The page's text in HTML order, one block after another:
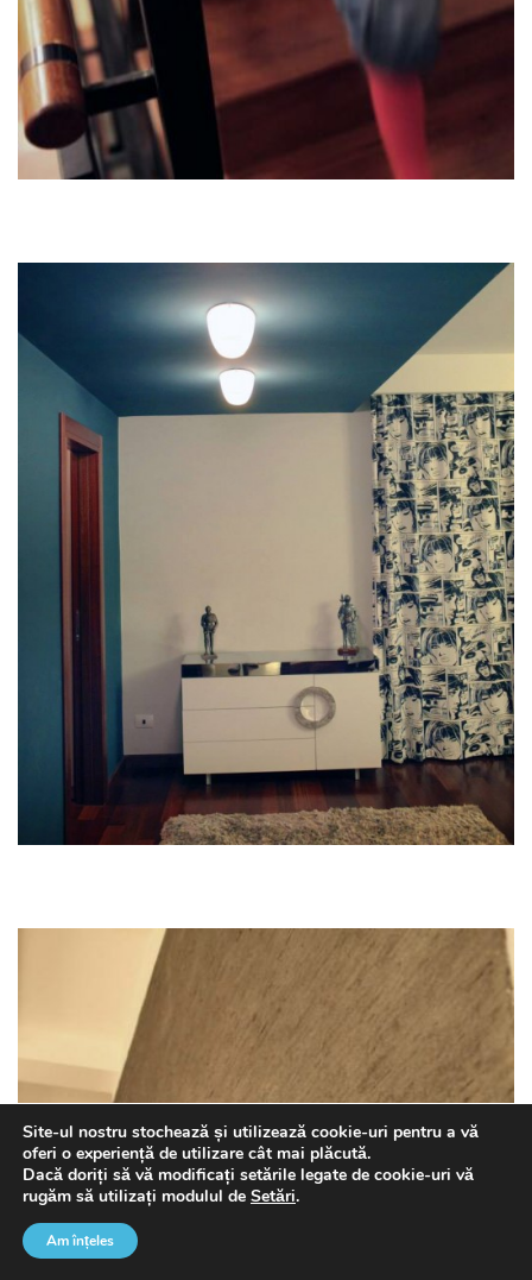
Site-ul nostru stochează și utilizează cookie-uri pentru a vă
oferi o experiență de utilizare cât mai plăcută.
Dacă doriți să vă modificați setările legate de cookie-uri vă
rugăm să utilizați modulul de Setări.
Am înțeles